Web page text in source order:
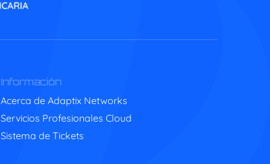
Información
Acerca de Adaptix Networks
Servicios Profesionales Cloud
Sistema de Tickets